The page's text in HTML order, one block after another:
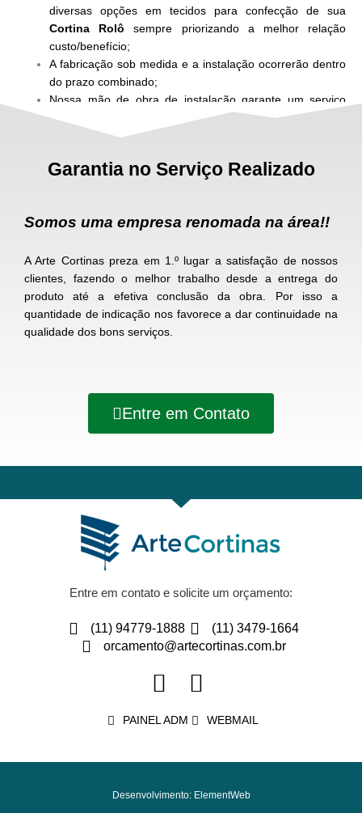
diversas opções em tecidos para confecção de sua
Cortina Rolô sempre priorizando a melhor relação
custo/benefício;
A fabricação sob medida e a instalação ocorrerão dentro
do prazo combinado;
Nossa mão de obra de instalação garante um serviço
rápido, limpo e seguro
Garantia no Serviço Realizado
Somos uma empresa renomada na área!!
A Arte Cortinas preza em 1.º lugar a satisfação de nossos
clientes, fazendo o melhor trabalho desde a entrega do
produto até a efetiva conclusão da obra. Por isso a
quantidade de indicação nos favorece a dar continuidade na
qualidade dos bons serviços.
Entre em Contato
Entre em contato e solicite um orçamento:
(11) 94779-1888
(11) 3479-1664
orcamento@artecortinas.com.br
PAINEL ADM WEBMAIL
Desenvolvimento: ElementWeb